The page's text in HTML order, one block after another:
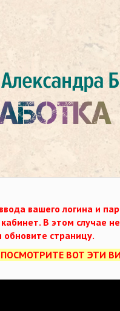
вашего логина и
кабинет. В этом случае
обновите страницу.
ВОТ ЭТИ